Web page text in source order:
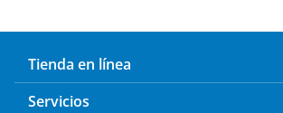
Tienda en línea
Servicios